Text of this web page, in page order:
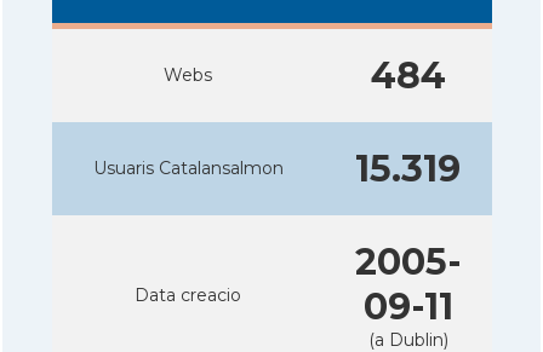
Webs 484
Usuaris Catalansalmon 15.319
Data creacio
2005-
09-11
(a Dublin)